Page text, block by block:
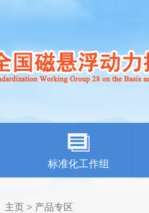
标准化工作组
主页 > 产品专区